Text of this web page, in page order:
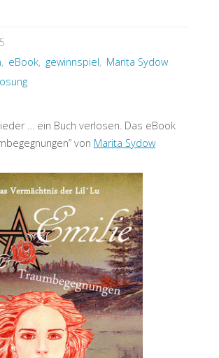
, eBook, gewinnspiel, Marita Sydow
… ein Buch verlosen. Das eBook
von Marita Sydow